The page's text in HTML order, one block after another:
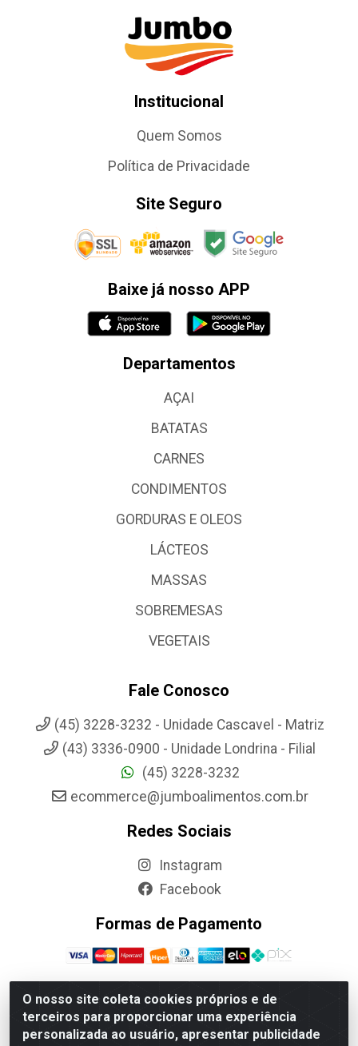
O nosso site coleta cookies próprios e de
terceiros para proporcionar uma experiência
personalizada ao usuário, apresentar publicidade
Institucional
Quem Somos
Política de Privacidade
Site Seguro
Baixe já nosso APP
Departamentos
AÇAI
BATATAS
CARNES
CONDIMENTOS
GORDURAS E OLEOS
LÁCTEOS
MASSAS
SOBREMESAS
VEGETAIS
Fale Conosco
(45) 3228-3232 - Unidade Cascavel - Matriz
(43) 3336-0900 - Unidade Londrina - Filial
(45) 3228-3232
ecommerce@jumboalimentos.com.br
Redes Sociais
Instagram
Facebook
Formas de Pagamento
Jumbo Alimentos Cascavel - Matriz - Rua Itatiba Do Sul,
161 - Santos Dumont, Cascavel-PR - CEP 85804-700-